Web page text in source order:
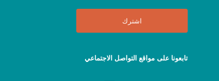
تابعونا على مواقع التواصل الاجتماعي